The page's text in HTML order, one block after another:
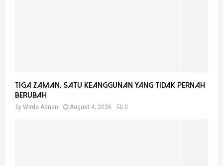
Tiga Zaman, Satu Keanggunan Yang Tidak Pernah
Berubah
by Wirda Adnan August 4, 2026 0